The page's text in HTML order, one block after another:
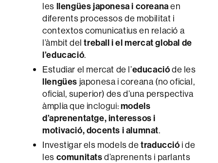
les llengües japonesa i coreanaen
diferents processos de mobilitat i
contextos comunicatius en relació a
l’àmbit del treball i el mercat global de
l’educació.
Estudiar el mercat de l’educacióde les
llengües japonesa i coreana (no oficial,
oficial, superior) des d’una perspectiva
àmplia que inclogui:models
d’aprenentatge, interessos i
motivació, docents i alumnat.
Investigar els models de traducció i de
les comunitatsd’aprenents i parlants